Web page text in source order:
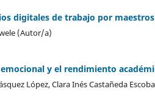
digitales de trabajo por
(Autor/a)
y el rendimiento
López, Clara Inés Castañeda